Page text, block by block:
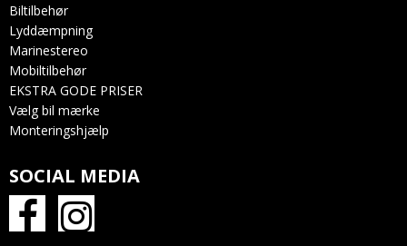
Biltilbehør
Lyddæmpning
Marinestereo
Mobiltilbehør
EKSTRA GODE PRISER
Vælg bil mærke
Monteringshjælp
SOCIAL MEDIA